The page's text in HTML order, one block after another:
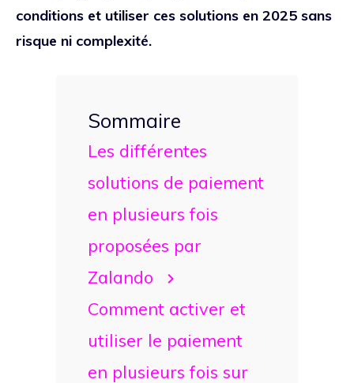
conditions et utiliser ces solutions en 2025 sans
risque ni complexité.
Sommaire
Les différentes
solutions de paiement
en plusieurs fois
proposées par
Zalando
Comment activer et
utiliser le paiement
en plusieurs fois sur